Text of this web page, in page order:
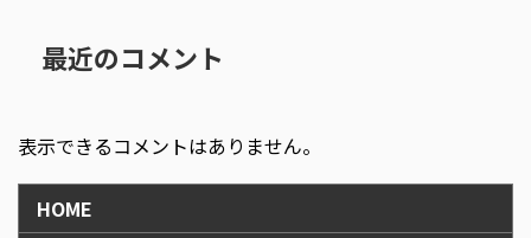
最近のコメント
表示できるコメントはありません。
HOME